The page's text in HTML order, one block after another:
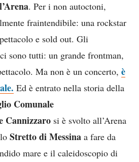
. Per i non autoctoni,
fraintendibile: una rockstar
e sold out. Gli
sono tutti: un grande frontman,
Ma non è un concerto, è
Ed è entrato nella storia della
Comunale
Cannizzaro si è svolto all’Arena
Stretto di Messina a fare da
mare e il caleidoscopio di